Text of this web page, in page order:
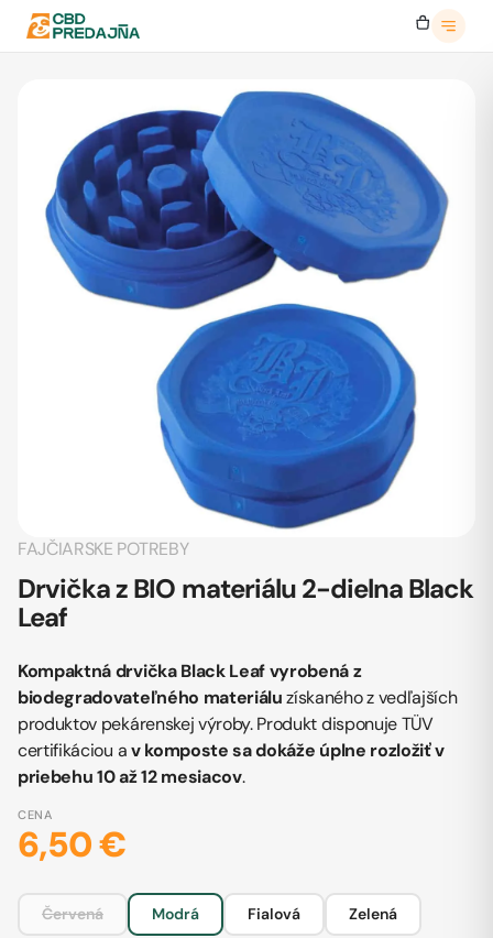
FAJČIARSKE POTREBY
Drvička z BIO materiálu 2-dielna Black
Leaf
Kompaktná drvička Black Leaf vyrobená z
biodegradovateľného materiáluzískaného z vedľajších
produktov pekárenskej výroby. Produkt disponuje TÜV
certifikáciou av komposte sa dokáže úplne rozložiť v
priebehu 10 až 12 mesiacov.
CENA
6,50 €
Červená Modrá Fialová Zelená